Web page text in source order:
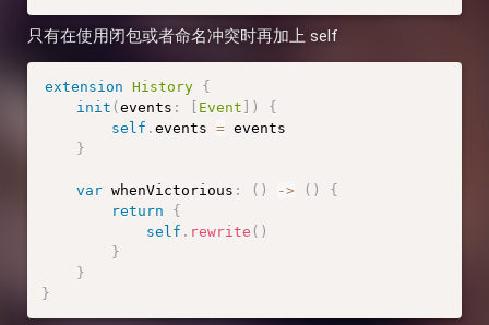
只有在使用闭包或者命名冲突时再加上 self
extension History {
init ( events : Event )
{
self . events = events
}
var whenVictorious : ( ) -> ( )
{
return
{
self . rewrite ( )
}
}
}